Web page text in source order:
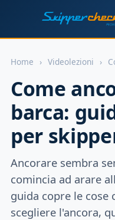
Home › Videolezioni ›
Come
barca:
per
Ancorare sembra
comincia ad arare
guida copre le
scegliere l'ancora,